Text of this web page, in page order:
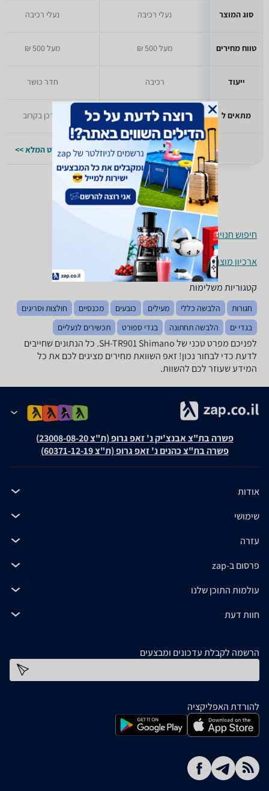
סוג המוצר
טווח מחירים
ייעוד
מתאים ל
נעלי רכיבה
מעל 500 ₪
רכיבה
יעודכן בקרוב
למפרט המלא >>
נעלי רכיבה
מעל 500 ₪
חדר כושר
יעודכן בקרוב
למפרט המלא >>
חיפוש חנויות נעליים לפי עיר
ארכיון מוצרים
קטגוריות משלימות
חגורות הלבשה כללי מעילים כובעים מכנסיים
חולצות וסריגים
בגדי ים
הלבשה תחתונה בגדי ספורט תכשירים לנעליים
לפניכם מפרט טכני של SH-TR901 Shimano. כל הנתונים שחייבים
לדעת כדי לבחור נכון! זאפ השוואת מחירים מציגים לכם את כל
המידע שעוזר לכם להשוות.
פשרה בת"צ אבנצ'יק נ' זאפ גרופ (ת"צ 23008-08-20)
פשרה בת"צ כהנים נ' זאפ גרופ (ת"צ 60371-12-19)
אודות
שימושי
עזרה
פרסום ב-zap
עולמות התוכן שלנו
חוות דעת
הרשמה לקבלת עדכונים ומבצעים
להורדת האפליקציה